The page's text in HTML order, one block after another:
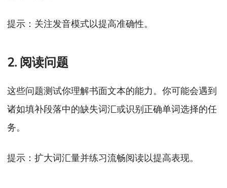
提示：关注发音模式以提高准确性。
2. 阅读问题
这些问题测试你理解书面文本的能力。你可能会遇到
诸如填补段落中的缺失词汇或识别正确单词选择的任
务。
提示：扩大词汇量并练习流畅阅读以提高表现。